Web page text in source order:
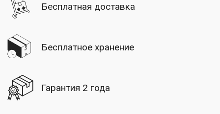
Бесплатная доставка
Бесплатное хранение
Гарантия 2 года